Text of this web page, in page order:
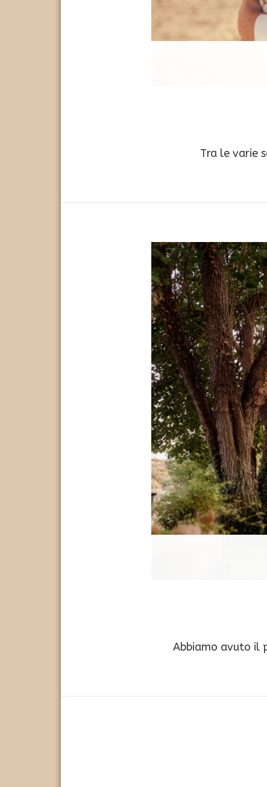
Tra le varie
Abbiamo avuto il